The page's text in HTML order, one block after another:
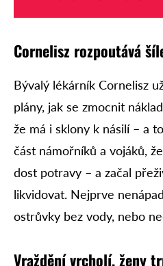
Cornelisz rozpoutává
Bývalý lékárník Cornelisz
plány, jak se zmocnit
že má i sklony k násilí – a
část námořníků a vojáků,
dost potravy – a začal
likvidovat. Nejprve
ostrůvky bez vody, nebo
Vraždění vrcholí, ženy